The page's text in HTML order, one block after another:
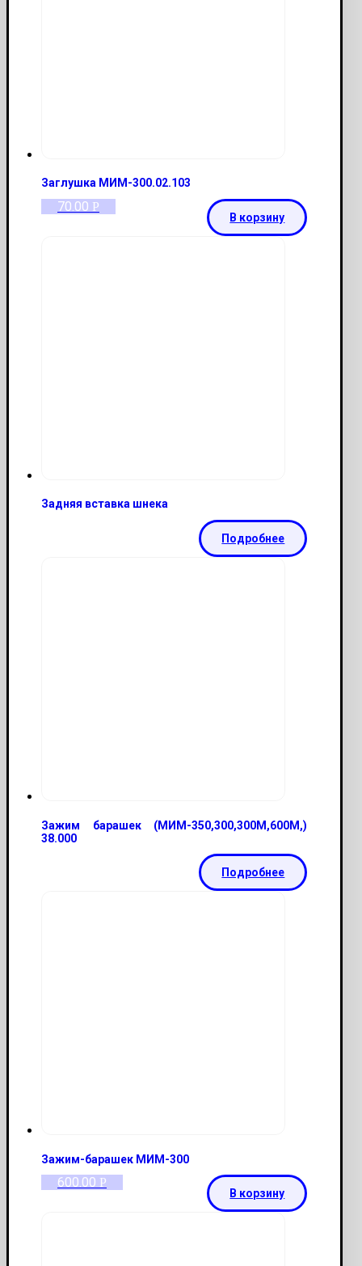
Заглушка МИМ-300.02.103
70.00 Р
В корзину
Задняя вставка шнека
Подробнее
Зажим барашек (МИМ-350,300,300М,600М,)
38.000
Подробнее
Зажим-барашек МИМ-300
600.00 Р
В корзину